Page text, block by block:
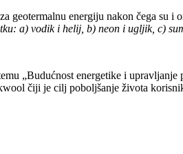
geotermalnu energiju nakon čega
a) vodik i helij, b) neon i ugljik, c)
„Budućnost energetike i
čiji je cilj poboljšanje života